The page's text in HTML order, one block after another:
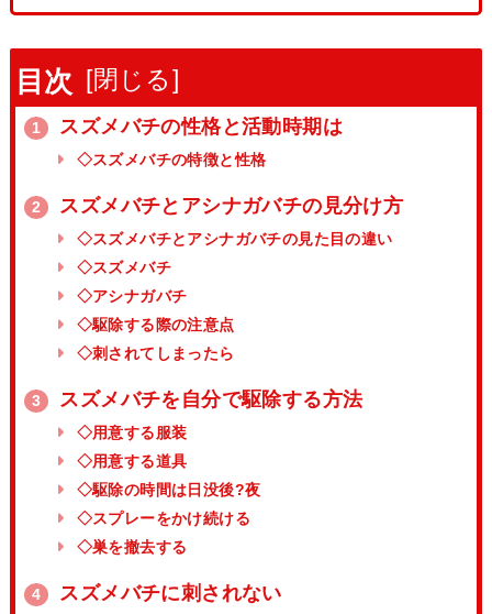
目次 [閉じる ]
1 スズメバチの性格と活動時期は
◇スズメバチの特徴と性格
2 スズメバチとアシナガバチの見分け方
◇スズメバチとアシナガバチの見た目の違い
◇スズメバチ
◇アシナガバチ
◇駆除する際の注意点
◇刺されてしまったら
3 スズメバチを自分で駆除する方法
◇用意する服装
◇用意する道具
◇駆除の時間は日没後?夜
◇スプレーをかけ続ける
◇巣を撤去する
4 スズメバチに刺されない